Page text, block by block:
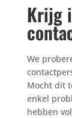
Krijg
We
Mocht dit
enkel
hebben